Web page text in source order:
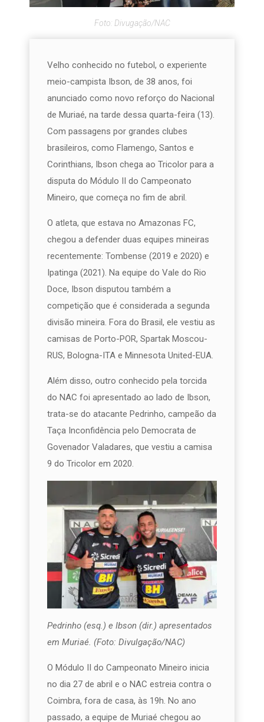
Foto: Divugação/NAC
Velho conhecido no futebol, o experiente
meio-campista Ibson, de 38 anos, foi
anunciado como novo reforço do Nacional
de Muriaé, na tarde dessa quarta-feira (13).
Com passagens por grandes clubes
brasileiros, como Flamengo, Santos e
Corinthians, Ibson chega ao Tricolor para a
disputa do Módulo II do Campeonato
Mineiro, que começa no fim de abril.
O atleta, que estava no Amazonas FC,
chegou a defender duas equipes mineiras
recentemente: Tombense (2019 e 2020) e
Ipatinga (2021). Na equipe do Vale do Rio
Doce, Ibson disputou também a
competição que é considerada a segunda
divisão mineira. Fora do Brasil, ele vestiu as
camisas de Porto-POR, Spartak Moscou-
RUS, Bologna-ITA e Minnesota United-EUA.
Além disso, outro conhecido pela torcida
do NAC foi apresentado ao lado de Ibson,
trata-se do atacante Pedrinho, campeão da
Taça Inconfidência pelo Democrata de
Govenador Valadares, que vestiu a camisa
9 do Tricolor em 2020.
Pedrinho (esq.) e Ibson (dir.) apresentados
em Muriaé. (Foto: Divulgação/NAC)
O Módulo II do Campeonato Mineiro inicia
no dia 27 de abril e o NAC estreia contra o
Coimbra, fora de casa, às 19h. No ano
passado, a equipe de Muriaé chegou ao